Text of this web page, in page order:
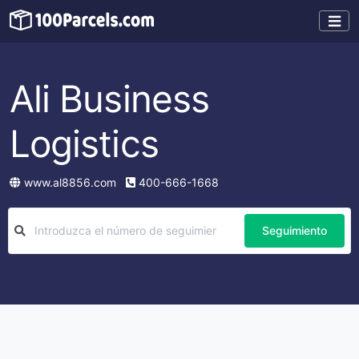
Ali Business
Logistics
www.al8856.com 400-666-1668
Seguimiento